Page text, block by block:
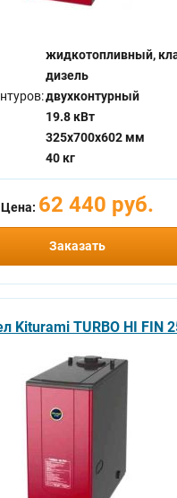
жидкотопливный,
дизель
двухконтурный
19.8 кВт
325x700x602 мм
40 кг
Цена: 62 440 руб.
Заказать
Kiturami TURBO HI FIN